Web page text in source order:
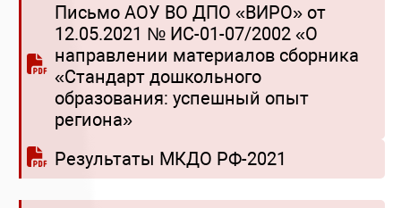
Письмо АОУ ВО ДПО «ВИРО» от
12.05.2021 № ИС-01-07/2002 «О
направлении материалов сборника
«Стандарт дошкольного
образования: успешный опыт
региона»
Результаты МКДО РФ-2021